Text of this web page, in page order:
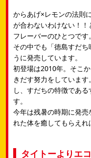
からあげ×レモンの法則
が合わないわけない！
フレーバーのひとつです。​
その中でも「徳島すだ
うに発売しています。​
初登場は2010年。そこ
きだす努力をしていま
し、すだちの特徴であ
す。​
今年は残暑の時期に発
れた体を癒してもらえれ
タイトーよりエ